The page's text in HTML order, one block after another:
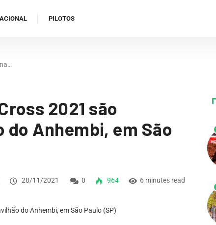
PILOTOS
2021 são
Anhembi, em São
28/11/2021 0 964 6 minutes read